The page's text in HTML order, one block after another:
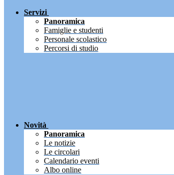
Servizi
Panoramica
Famiglie e studenti
Personale scolastico
Percorsi di studio
Novità
Panoramica
Le notizie
Le circolari
Calendario eventi
Albo online